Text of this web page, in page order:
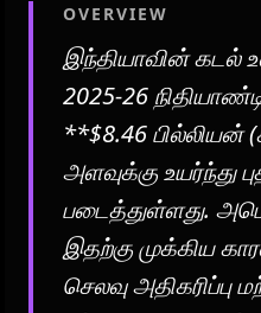
OVERVIEW
இந்தியாவின் கடல்
2025-26
**$8.46 பில்லியன்
அளவுக்கு உயர்ந்து
படைத்துள்ளது.
இதற்கு முக்கிய
செலவு அதிகரிப்பு